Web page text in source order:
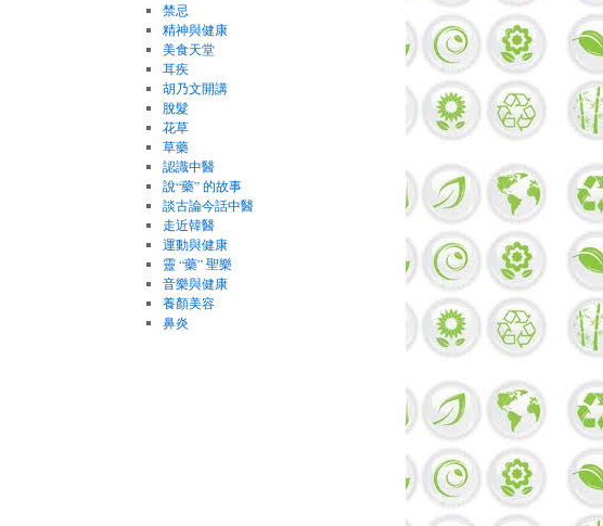
禁忌
精神與健康
美食天堂
耳疾
胡乃文開講
脫髮
花草
草藥
認識中醫
說“藥” 的故事
談古論今話中醫
走近韓醫
運動與健康
靈 “藥” 聖樂
音樂與健康
養顏美容
鼻炎